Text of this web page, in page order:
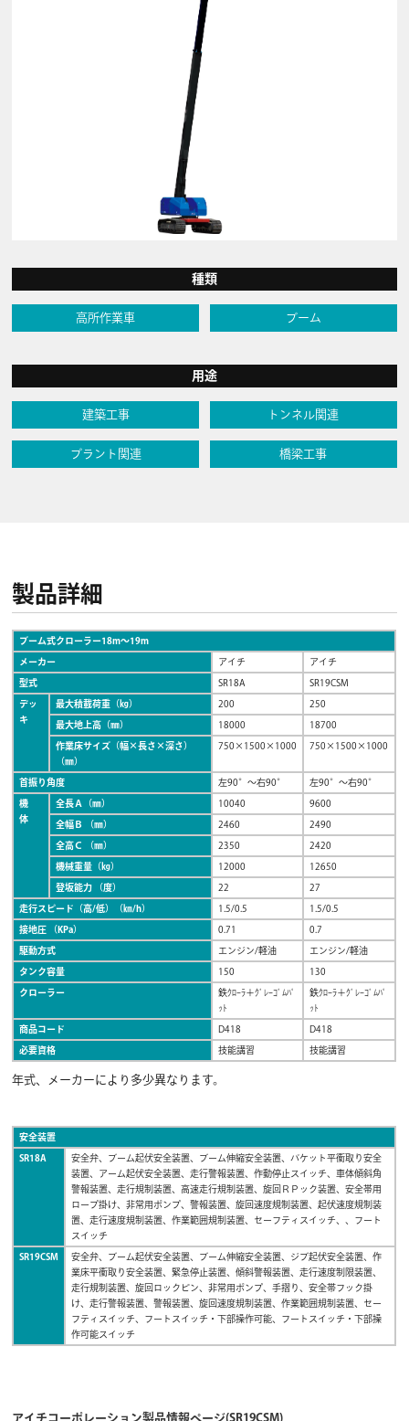
種類
高所作業車 ブーム
用途
建築工事 トンネル関連
プラント関連 橋梁工事
製品詳細
ブーム式クローラー18m～19m
メーカー アイチ アイチ
型式 SR18A SR19CSM
デッ
キ
最大積載荷重（㎏） 200 250
最大地上高（㎜） 18000 18700
作業床サイズ（幅×長さ×深さ）
（㎜）
750×1500×1000 750×1500×1000
首振り角度 左90°～右90° 左90°～右90°
機
体
全長Ａ（㎜） 10040 9600
全幅Ｂ （㎜） 2460 2490
全高Ｃ （㎜） 2350 2420
機械重量（㎏） 12000 12650
登坂能力 （度） 22 27
走行スピード（高/低）（㎞/h） 1.5/0.5 1.5/0.5
接地圧 （KPa） 0.71 0.7
駆動方式 エンジン/軽油 エンジン/軽油
タンク容量 150 130
クローラー
鉄ｸﾛｰﾗ＋ｸﾞﾚｰｺﾞﾑﾊﾟ
ｯﾄ
鉄ｸﾛｰﾗ＋ｸﾞﾚｰｺﾞﾑﾊﾟ
ｯﾄ
商品コード D418 D418
必要資格 技能講習 技能講習
年式、メーカーにより多少異なります。
安全装置
SR18A
安全弁、ブーム起伏安全装置、ブーム伸縮安全装置、バケット平衝取り安全
装置、アーム起伏安全装置、走行警報装置、作動停止スイッチ、車体傾斜角
警報装置、走行規制装置、高速走行規制装置、旋回ＲＰック装置、安全帯用
ロープ掛け、非常用ポンプ、警報装置、旋回速度規制装置、起伏速度規制装
置、走行速度規制装置、作業範囲規制装置、セーフティスイッチ、、フート
スイッチ
SR19CSM
安全弁、ブーム起伏安全装置、ブーム伸縮安全装置、ジブ起伏安全装置、作
業床平衝取り安全装置、緊急停止装置、傾斜警報装置、走行速度制限装置、
走行規制装置、旋回ロックピン、非常用ポンプ、手摺り、安全帯フック掛
け、走行警報装置、警報装置、旋回速度規制装置、作業範囲規制装置、セー
フティスイッチ、フートスイッチ・下部操作可能、フートスイッチ・下部操
作可能スイッチ
アイチコーポレーション製品情報ページ(SR19CSM)